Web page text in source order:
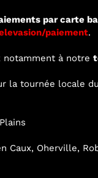
par carte
paiement.
notamment à notre
la tournée locale
Oherville,